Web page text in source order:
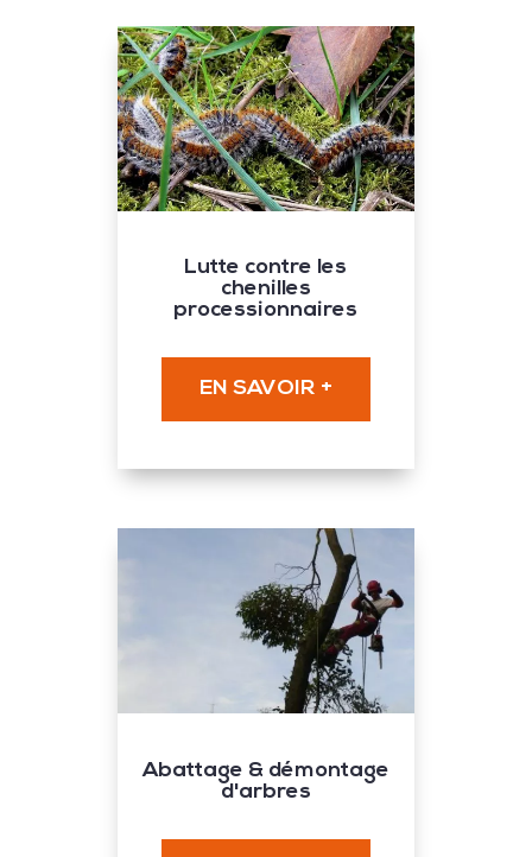
Lutte contre les
chenilles
processionnaires
EN SAVOIR +
Abattage & démontage
d'arbres